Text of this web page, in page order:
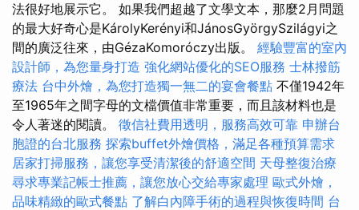
法很好地展示它。 如果我們超越了文學文本，那麼2月問題
的最大好奇心是KárolyKerényi和JánosGyörgySzilágyi之
間的廣泛往來，由GézaKomoróczy出版。 經驗豐富的室內
設計師，為您量身打造 強化網站優化的SEO服務 士林撥筋
療法 台中外燴，為您打造獨一無二的宴會餐點 不僅1942年
至1965年之間字母的文檔價值非常重要，而且該材料也是
令人著迷的閱讀。 徵信社費用透明，服務高效可靠 申辦台
胞證的台北服務 探索buffet外燴價格，滿足各種預算需求
居家打掃服務，讓您享受清潔後的舒適空間 天母整復治療
尋求專業記帳士推薦，讓您放心交給專家處理 歐式外燴，
品味精緻的歐式餐點 了解白內障手術的過程與恢復時間 台